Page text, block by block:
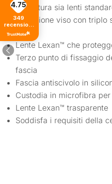
montatura sia lenti
Protezione viso con triplo
in pile
Lente Lexan™ che
Terzo punto di fissaggio
fascia
Fascia antiscivolo in
Custodia in microfibra
Lente Lexan™ trasparente
Soddisfa i requisiti della
4.75
349
recensioni
di tutti i